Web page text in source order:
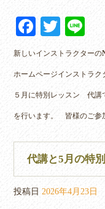
Fa
ce
bo
T
wi
tte
r
ne
新しいインストラクターの
ホームページインストラク
５月に特別レッスン 代
を行います。 皆様のご参
代講と5月の特
投稿日 2026年4月23日